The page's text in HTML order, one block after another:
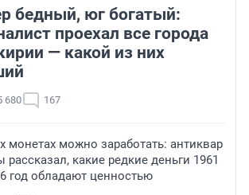
бедный, юг богатый:
проехал все города
— какой из них
680 167
монетах можно заработать: антиквар
рассказал, какие редкие деньги 1961
год обладают ценностью